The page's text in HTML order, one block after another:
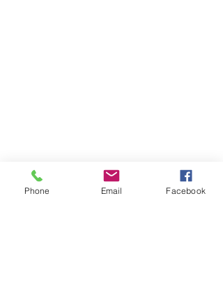
Phone Email Facebook